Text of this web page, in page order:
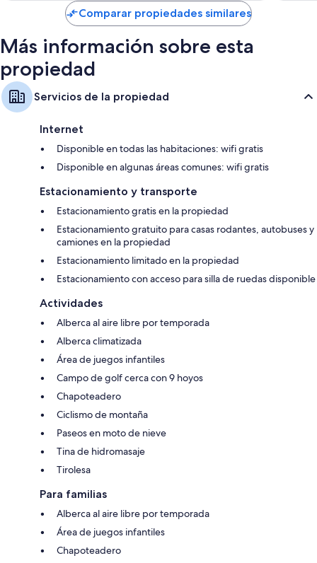
Terrazas o patios, armarios o clósets y congeladores o refrigeradores
con congelador
$1,713 MXN
Comparar propiedades similares
Más información sobre esta
propiedad
Servicios de la propiedad
Internet
Disponible en todas las habitaciones: wifi gratis
Disponible en algunas áreas comunes: wifi gratis
Estacionamiento y transporte
Estacionamiento gratis en la propiedad
Estacionamiento gratuito para casas rodantes, autobuses y
camiones en la propiedad
Estacionamiento limitado en la propiedad
Estacionamiento con acceso para silla de ruedas disponible
Actividades
Alberca al aire libre por temporada
Alberca climatizada
Área de juegos infantiles
Campo de golf cerca con 9 hoyos
Chapoteadero
Ciclismo de montaña
Paseos en moto de nieve
Tina de hidromasaje
Tirolesa
Para familias
Alberca al aire libre por temporada
Área de juegos infantiles
Chapoteadero